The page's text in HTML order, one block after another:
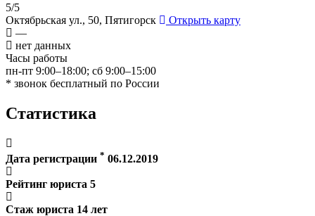
5/5
Октябрьская ул., 50, Пятигорск
Открыть карту
—
нет данных
Часы работы
пн-пт 9:00–18:00; сб 9:00–15:00
* звонок бесплатный по России
Статистика
Дата регистрации * 06.12.2019
Рейтинг юриста 5
Стаж юриста 14 лет